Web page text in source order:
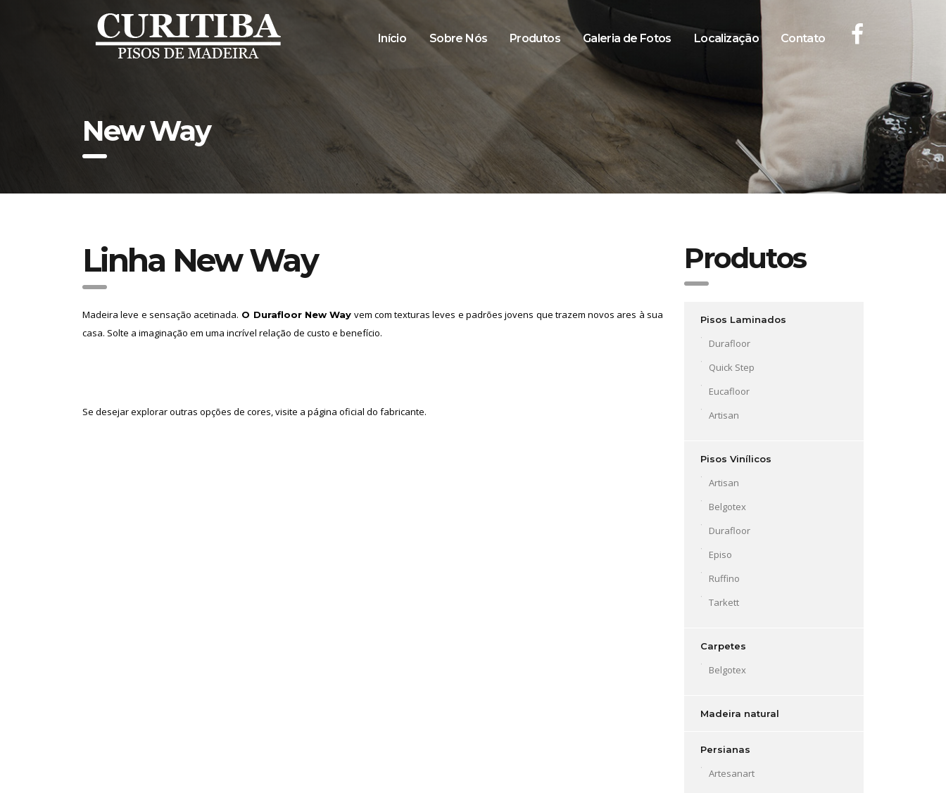
Início Sobre Nós Produtos Galeria de Fotos Localização Contato
New Way
Linha New Way
Madeira leve e sensação acetinada. O Durafloor New Way vem com texturas leves e padrões jovens que trazem novos ares à sua
casa. Solte a imaginação em uma incrível relação de custo e benefício.
Se desejar explorar outras opções de cores, visite a página oficial do fabricante.
Produtos
Pisos Laminados
Durafloor
Quick Step
Eucafloor
Artisan
Pisos Vinílicos
Artisan
Belgotex
Durafloor
Episo
Ruffino
Tarkett
Carpetes
Belgotex
Madeira natural
Persianas
Artesanart